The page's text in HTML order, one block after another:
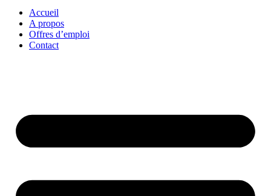
Accueil
A propos
Offres d’emploi
Contact